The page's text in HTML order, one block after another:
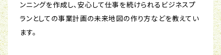
ンニングを作成し、安心して仕事を続けられるビジネスプ
ランとしての事業計画の未来地図の作り方などを教えてい
ます。